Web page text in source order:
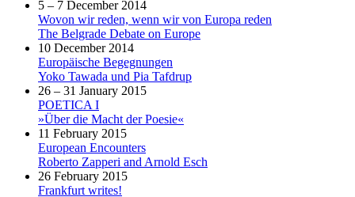
5 – 7 December 2014
Wovon wir reden, wenn wir von Europa reden
The Belgrade Debate on Europe
10 December 2014
Europäische Begegnungen
Yoko Tawada und Pia Tafdrup
26 – 31 January 2015
POETICA I
»Über die Macht der Poesie«
11 February 2015
European Encounters
Roberto Zapperi and Arnold Esch
26 February 2015
Frankfurt writes!